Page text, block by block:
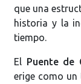
que una
historia y la
tiempo.
El Puente de
erige como